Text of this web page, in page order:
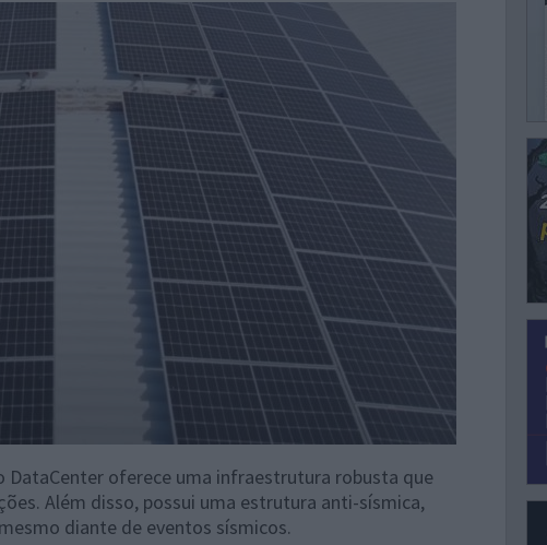
DataCenter oferece uma infraestrutura robusta que
Além disso, possui uma estrutura anti-sísmica,
diante de eventos sísmicos.